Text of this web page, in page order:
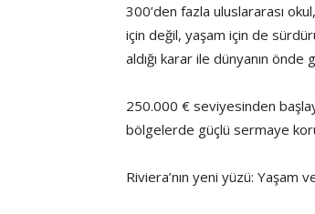
300’den fazla uluslararası
için değil, yaşam için de
aldığı karar ile dünyanın
250.000 € seviyesinden
bölgelerde güçlü sermaye
Riviera’nın yeni yüzü: Yaşam